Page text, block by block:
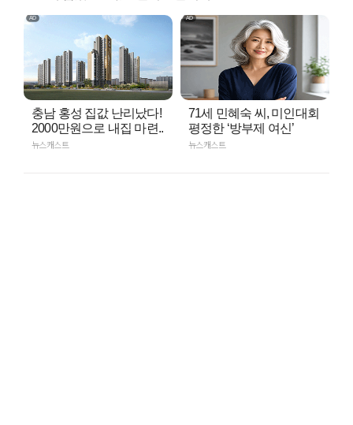
충남 홍성 집값 난리났다!
2000만원으로 내집 마련..
뉴스캐스트
71세 민혜숙 씨, 미인대회
평정한 ‘방부제 여신’
뉴스캐스트